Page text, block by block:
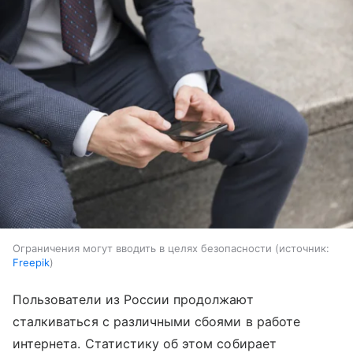
Ограничения могут вводить в целях безопасности
источник:
Freepik
Пользователи из России продолжают
сталкиваться с различными сбоями в работе
интернета. Статистику об этом собирает